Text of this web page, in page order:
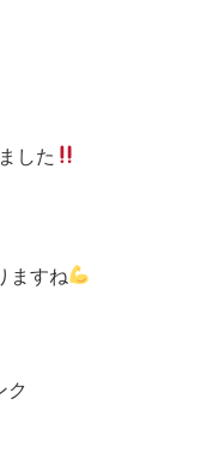
した
ますね
ク